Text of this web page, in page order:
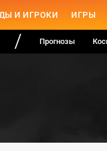
И ИГРОКИ ИГРЫ
Прогнозы